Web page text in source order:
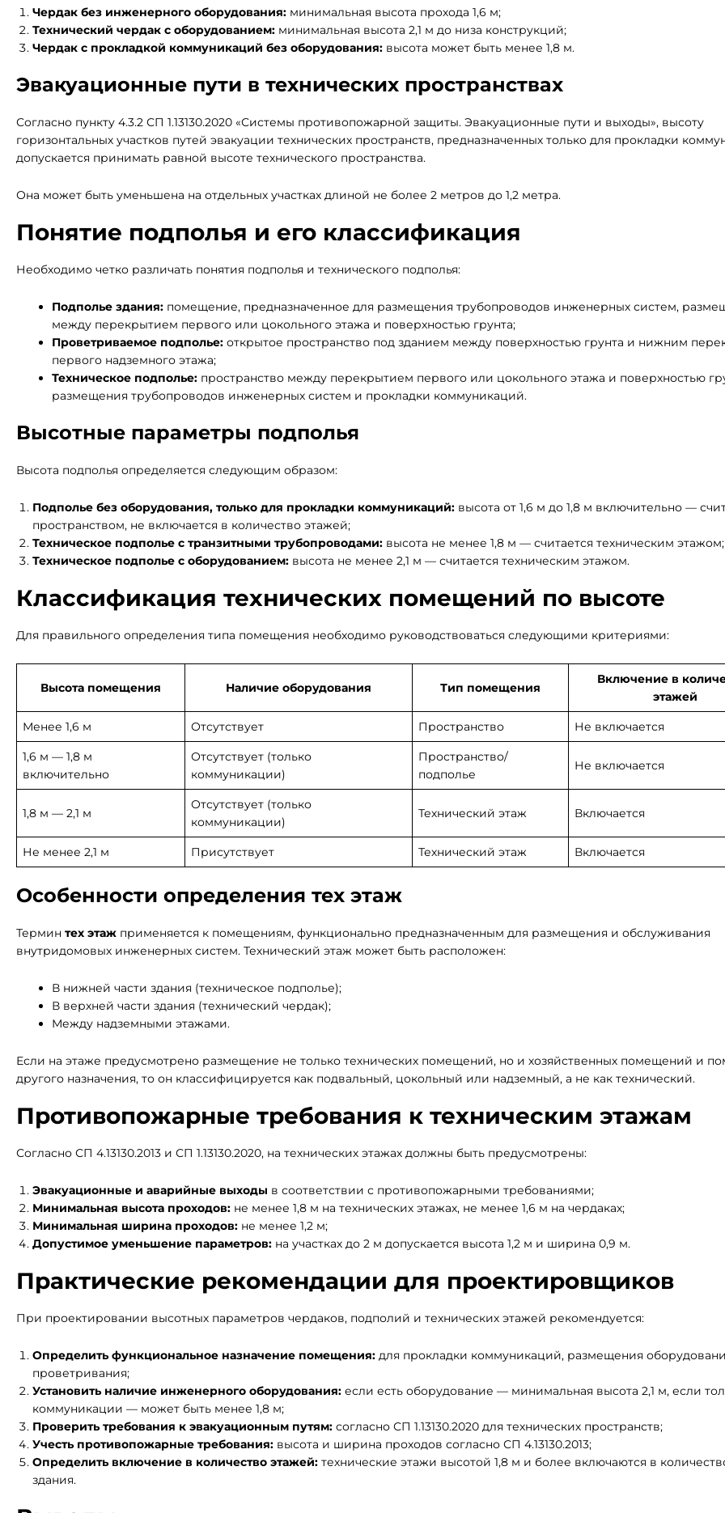
Чердак без инженерного оборудования: минимальная высота прохода 1,6 м;
Технический чердак с оборудованием: минимальная высота 2,1 м до низа конструкций;
Чердак с прокладкой коммуникаций без оборудования: высота может быть менее 1,8 м.
Эвакуационные пути в технических пространствах
Согласно пункту 4.3.2 СП 1.13130.2020 «Системы противопожарной защиты. Эвакуационные пути и выходы», высоту
горизонтальных участков путей эвакуации технических пространств, предназначенных только для прокладки
допускается принимать равной высоте технического пространства.
Она может быть уменьшена на отдельных участках длиной не более 2 метров до 1,2 метра.
Понятие подполья и его классификация
Необходимо четко различать понятия подполья и технического подполья:
Подполье здания: помещение, предназначенное для размещения трубопроводов инженерных систем,
между перекрытием первого или цокольного этажа и поверхностью грунта;
Проветриваемое подполье: открытое пространство под зданием между поверхностью грунта и нижним
первого надземного этажа;
Техническое подполье: пространство между перекрытием первого или цокольного этажа и поверхностью
размещения трубопроводов инженерных систем и прокладки коммуникаций.
Высотные параметры подполья
Высота подполья определяется следующим образом:
Подполье без оборудования, только для прокладки коммуникаций: высота от 1,6 м до 1,8 м включительно —
пространством, не включается в количество этажей;
Техническое подполье с транзитными трубопроводами: высота не менее 1,8 м — считается техническим этажом;
Техническое подполье с оборудованием: высота не менее 2,1 м — считается техническим этажом.
Классификация технических помещений по высоте
Для правильного определения типа помещения необходимо руководствоваться следующими критериями:
Высота помещения Наличие оборудования Тип помещения
Включение в
этажей
Менее 1,6 м Отсутствует Пространство Не включается
1,6 м — 1,8 м
включительно
Отсутствует (только
коммуникации)
Пространство/
подполье
Не включается
1,8 м — 2,1 м
Отсутствует (только
коммуникации)
Технический этаж Включается
Не менее 2,1 м Присутствует Технический этаж Включается
Особенности определения тех этаж
Термин тех этаж применяется к помещениям, функционально предназначенным для размещения и обслуживания
внутридомовых инженерных систем. Технический этаж может быть расположен:
В нижней части здания (техническое подполье);
В верхней части здания (технический чердак);
Между надземными этажами.
Если на этаже предусмотрено размещение не только технических помещений, но и хозяйственных помещений и
другого назначения, то он классифицируется как подвальный, цокольный или надземный, а не как технический.
Противопожарные требования к техническим этажам
Согласно СП 4.13130.2013 и СП 1.13130.2020, на технических этажах должны быть предусмотрены:
Эвакуационные и аварийные выходы в соответствии с противопожарными требованиями;
Минимальная высота проходов: не менее 1,8 м на технических этажах, не менее 1,6 м на чердаках;
Минимальная ширина проходов: не менее 1,2 м;
Допустимое уменьшение параметров: на участках до 2 м допускается высота 1,2 м и ширина 0,9 м.
Практические рекомендации для проектировщиков
При проектировании высотных параметров чердаков, подполий и технических этажей рекомендуется:
Определить функциональное назначение помещения: для прокладки коммуникаций, размещения
проветривания;
Установить наличие инженерного оборудования: если есть оборудование — минимальная высота 2,1 м, если
коммуникации — может быть менее 1,8 м;
Проверить требования к эвакуационным путям: согласно СП 1.13130.2020 для технических пространств;
Учесть противопожарные требования: высота и ширина проходов согласно СП 4.13130.2013;
Определить включение в количество этажей: технические этажи высотой 1,8 м и более включаются в
здания.